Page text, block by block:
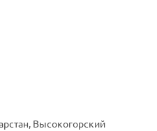
Высокогорский